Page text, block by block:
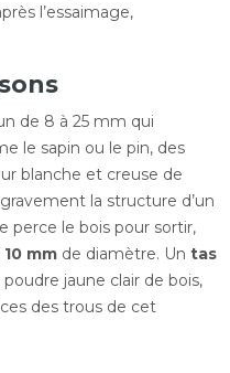
l’essaimage,
de 8 à 25 mm qui
le sapin ou le pin, des
blanche et creuse de
la structure d’un
perce le bois pour sortir,
mm de diamètre. Un tas
jaune clair de bois,
des trous de cet